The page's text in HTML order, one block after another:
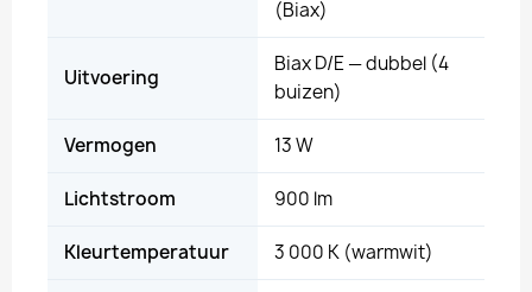
(Biax)
Uitvoering
Biax D/E — dubbel (4
buizen)
Vermogen 13 W
Lichtstroom 900 lm
Kleurtemperatuur 3 000 K (warmwit)